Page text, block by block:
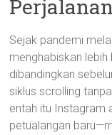
Sejak pandemi
menghabiskan
dibandingkan
siklus scrolling
entah itu Instagram
petualangan